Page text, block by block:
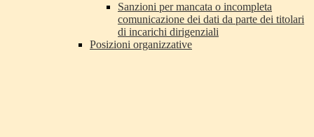
Sanzioni per mancata o incompleta
comunicazione dei dati da parte dei titolari
di incarichi dirigenziali
Posizioni organizzative